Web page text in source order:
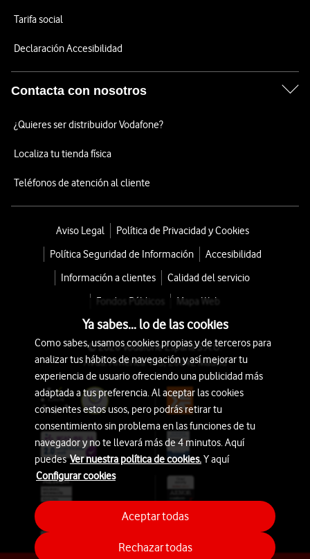
Tarifa social
Declaración Accesibilidad
Contacta con nosotros
¿Quieres ser distribuidor Vodafone?
Localiza tu tienda física
Teléfonos de atención al cliente
Aviso Legal
Política de Privacidad y Cookies
Política Seguridad de Información
Accesibilidad
Información a clientes
Calidad del servicio
Fondos Públicos
Mapa Web
© 2026 Vodafone España S.A.U.
Avda. América 115, 28042 Madrid
Ya sabes... lo de las cookies
Como sabes, usamos cookies propias y de terceros para
analizar tus hábitos de navegación y así mejorar tu
experiencia de usuario ofreciendo una publicidad más
adaptada a tus preferencia. Al aceptar las cookies
consientes estos usos, pero podrás retirar tu
consentimiento sin problema en las funciones de tu
navegador y no te llevará más de 4 minutos. Aquí
puedesVer nuestra política de cookies.Y aquí
Configurar cookies
Rechazar todas
Aceptar todas